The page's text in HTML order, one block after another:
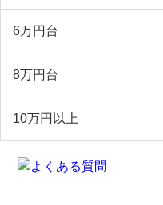
6万円台
8万円台
10万円以上